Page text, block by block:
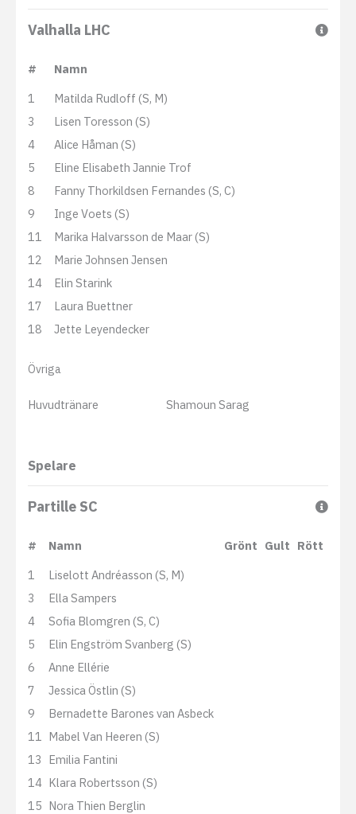
Valhalla LHC
#
Namn
1
Matilda Rudloff (S, M)
3
Lisen Toresson (S)
4
Alice Håman (S)
5
Eline Elisabeth Jannie Trof
8
Fanny Thorkildsen Fernandes (S, C)
9
Inge Voets (S)
11
Marika Halvarsson de Maar (S)
12
Marie Johnsen Jensen
14
Elin Starink
17
Laura Buettner
18
Jette Leyendecker
Övriga
Huvudtränare Shamoun Sarag
Spelare
Partille SC
# Namn Grönt Gult Rött
1
Liselott Andréasson (S, M)
3
Ella Sampers
4
Sofia Blomgren (S, C)
5
Elin Engström Svanberg (S)
6
Anne Ellérie
7
Jessica Östlin (S)
9
Bernadette Barones van Asbeck
11
Mabel Van Heeren (S)
13 Emilia Fantini
14 Klara Robertsson (S)
15 Nora Thien Berglin